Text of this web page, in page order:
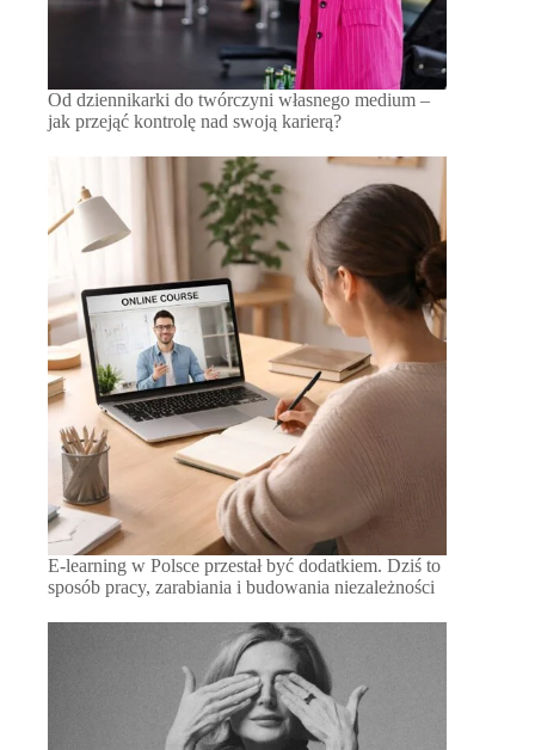
Od dziennikarki do twórczyni własnego medium –
jak przejąć kontrolę nad swoją karierą?
E-learning w Polsce przestał być dodatkiem. Dziś to
sposób pracy, zarabiania i budowania niezależności